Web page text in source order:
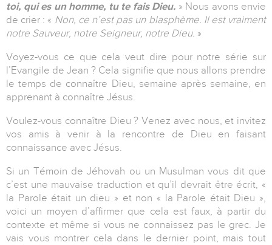
toi, qui es un homme, tu te fais Dieu. » Nous avons envie
de crier : « Non, ce n’est pas un blasphème. Il est vraiment
notre Sauveur, notre Seigneur, notre Dieu. »
Voyez-vous ce que cela veut dire pour notre série sur
l’Evangile de Jean ? Cela signifie que nous allons prendre
le temps de connaître Dieu, semaine après semaine, en
apprenant à connaître Jésus.
Voulez-vous connaître Dieu ? Venez avec nous, et invitez
vos amis à venir à la rencontre de Dieu en faisant
connaissance avec Jésus.
Si un Témoin de Jéhovah ou un Musulman vous dit que
c’est une mauvaise traduction et qu’il devrait être écrit, «
la Parole était un dieu » et non « la Parole était Dieu »,
voici un moyen d’affirmer que cela est faux, à partir du
contexte et même si vous ne connaissez pas le grec. Je
vais vous montrer cela dans le dernier point, mais tout